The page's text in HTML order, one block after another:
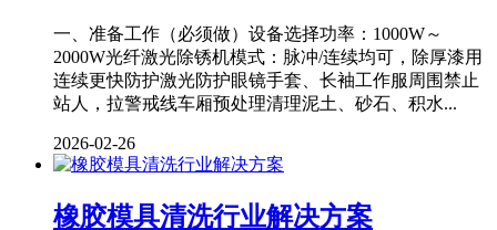
一、准备工作（必须做）设备选择功率：1000W～
2000W光纤激光除锈机模式：脉冲/连续均可，除厚漆用
连续更快防护激光防护眼镜手套、长袖工作服周围禁止
站人，拉警戒线车厢预处理清理泥土、砂石、积水...
2026-02-26
橡胶模具清洗行业解决方案